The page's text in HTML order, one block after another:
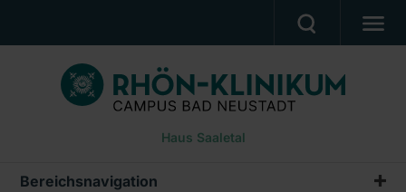
BEHANDLUNGSANGEBOT
PATIENTEN & ANGEHÖRIGE
WUNSCH- & WAHLRECHT
BERUF & KARRIERE
Haus Saaletal
Bereichsnavigation
Pressemeldungen